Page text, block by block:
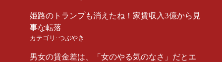
姫路のトランプも消えたね！家賃収入3億から見
事な転落
カテゴリ: つぶやき
男女の賃金差は、「女のやる気のなさ」だとエ